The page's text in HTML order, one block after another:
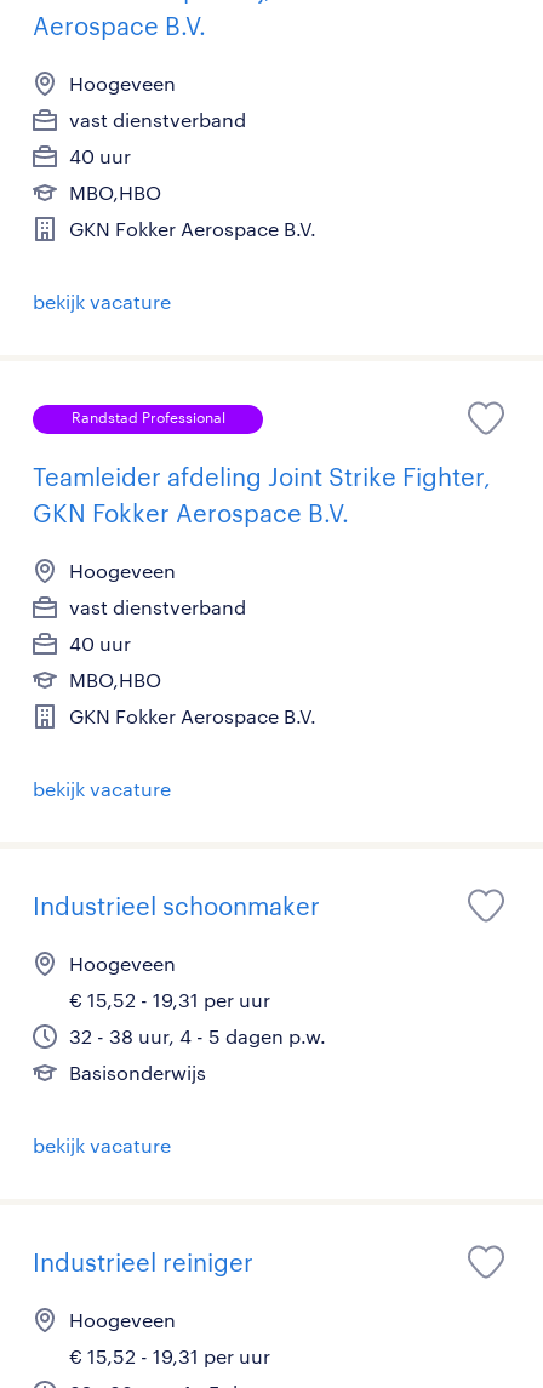
Aerospace B.V.
Hoogeveen
vast dienstverband
40 uur
MBO,HBO
GKN Fokker Aerospace B.V.
bekijk vacature
Randstad Professional
Teamleider afdeling Joint Strike Fighter,
GKN Fokker Aerospace B.V.
Hoogeveen
vast dienstverband
40 uur
MBO,HBO
GKN Fokker Aerospace B.V.
bekijk vacature
Industrieel schoonmaker
Hoogeveen
€ 15,52 - 19,31 per uur
32 - 38 uur, 4 - 5 dagen p.w.
Basisonderwijs
bekijk vacature
Industrieel reiniger
Hoogeveen
€ 15,52 - 19,31 per uur